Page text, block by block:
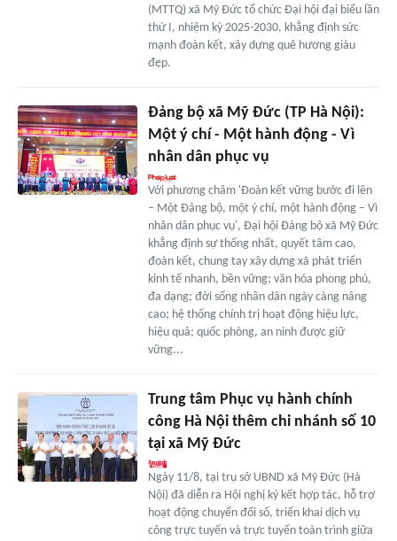
(MTTQ) xã Mỹ Đức tổ chức Đại hội đại biểu lần
thứ I, nhiệm kỳ 2025-2030, khẳng định sức
mạnh đoàn kết, xây dựng quê hương giàu
đẹp.
Đảng bộ xã Mỹ Đức (TP Hà Nội):
Một ý chí - Một hành động - Vì
nhân dân phục vụ
Với phương châm 'Đoàn kết vững bước đi lên
– Một Đảng bộ, một ý chí, một hành động – Vì
nhân dân phục vụ', Đại hội Đảng bộ xã Mỹ Đức
khẳng định sự thống nhất, quyết tâm cao,
đoàn kết, chung tay xây dựng xã phát triển
kinh tế nhanh, bền vững; văn hóa phong phú,
đa dạng; đời sống nhân dân ngày càng nâng
cao; hệ thống chính trị hoạt động hiệu lực,
hiệu quả; quốc phòng, an ninh được giữ
vững...
Trung tâm Phục vụ hành chính
công Hà Nội thêm chi nhánh số 10
tại xã Mỹ Đức
Ngày 11/8, tại trụ sở UBND xã Mỹ Đức (Hà
Nội) đã diễn ra Hội nghị ký kết hợp tác, hỗ trợ
hoạt động chuyển đổi số, triển khai dịch vụ
công trực tuyến và trực tuyến toàn trình giữa